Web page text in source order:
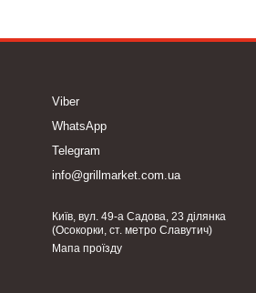
Viber
WhatsApp
Telegram
info@grillmarket.com.ua
Київ, вул. 49-а Садова, 23 ділянка
(Осокорки, ст. метро Славутич)
Мапа проїзду